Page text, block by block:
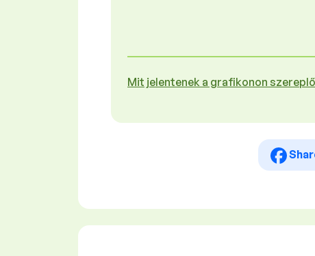
Mit jelentenek a grafikonon